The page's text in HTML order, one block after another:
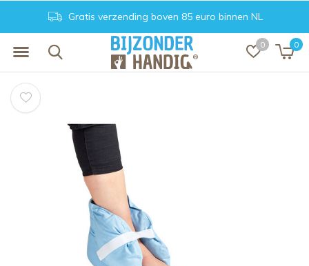
0 0
Gratis verzending boven 85 euro binnen NL